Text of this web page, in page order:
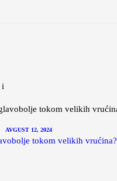
i
AVGUST 12, 2024
tokom velikih vrućina?